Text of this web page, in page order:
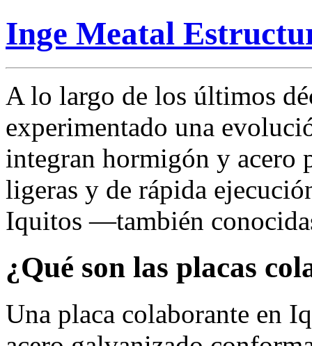
Inge Meatal
A lo largo de los últimos
experimentado una
integran hormigón y acero
ligeras y de rápida
Iquitos —también
¿Qué son las placas
Una placa colaborante en